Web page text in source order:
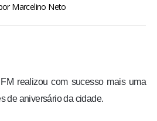
Marcelino Neto
realizou com sucesso mais uma
de aniversário da cidade.